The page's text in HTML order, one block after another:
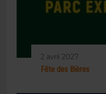
2 avril 2027
Fête des Bières